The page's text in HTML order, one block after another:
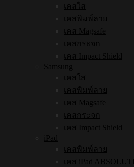
เคสใส
เคสพิมพ์ลาย
เคส Magsafe
เคสกระจก
เคส Impact Shield
Samsung
เคสใส
เคสพิมพ์ลาย
เคส Magsafe
เคสกระจก
เคส Impact Shield
iPad
เคสพิมพ์ลาย
เคส iPad ABSOLUTE